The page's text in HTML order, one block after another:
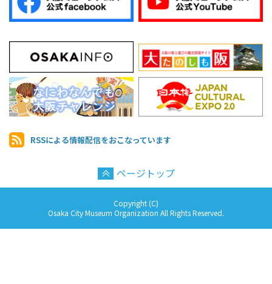
RSSによる情報配信をおこなっています
ページトップ
Copyright (C)
Osaka City Museum Organization All Rights Reserved.